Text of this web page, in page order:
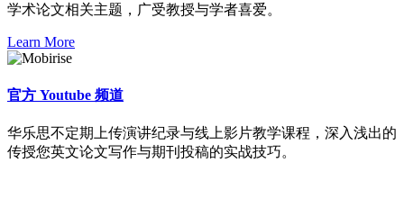
学术论文相关主题，广受教授与学者喜爱。
Learn More
官方 Youtube 频道
华乐思不定期上传演讲纪录与线上影片教学课程，深入浅出的
传授您英文论文写作与期刊投稿的实战技巧。